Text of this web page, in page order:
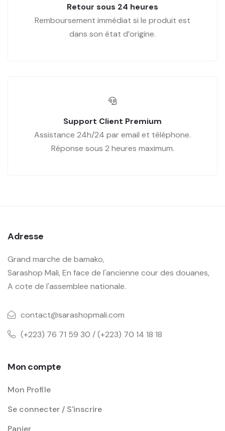
Retour sous 24 heures
Remboursement immédiat si le produit est
dans son état d’origine.
Support Client Premium
Assistance 24h/24 par email et téléphone.
Réponse sous 2 heures maximum.
Adresse
Grand marche de bamako,
Sarashop Mali, En face de l'ancienne cour des douanes,
A cote de l'assemblee nationale.
contact@sarashopmali.com
(+223) 76 71 59 30 / (+223) 70 14 18 18
Mon compte
Mon Profile
Se connecter / S'inscrire
Panier